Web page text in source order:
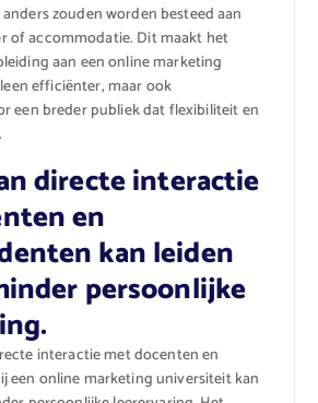
zouden worden besteed aan
of accommodatie. Dit maakt het
aan een online marketing
efficiënter, maar ook
een breder publiek dat flexibiliteit en
directe interactie
en
kan leiden
persoonlijke
interactie met docenten en
een online marketing universiteit kan